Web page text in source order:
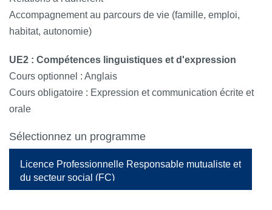
Accompagnement au parcours de vie (famille, emploi,
habitat, autonomie)
UE2 : Compétences linguistiques et d'expression
Cours optionnel : Anglais
Cours obligatoire : Expression et communication écrite et
orale
Sélectionnez un programme
Licence Professionnelle Responsable mutualiste et
du secteur social (FC)